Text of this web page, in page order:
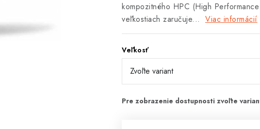
kompozitného HPC (High
veľkostiach zaručuje... Viac informácií
Veľkosť